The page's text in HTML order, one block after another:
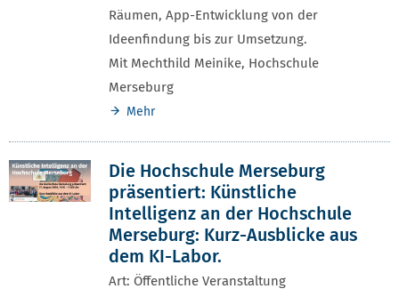
Räumen, App-Entwicklung von der
Ideenfindung bis zur Umsetzung.
Mit Mechthild Meinike, Hochschule
Merseburg
Mehr
Die Hochschule Merseburg
präsentiert: Künstliche
Intelligenz an der Hochschule
Merseburg: Kurz-Ausblicke aus
dem KI-Labor.
Art: Öffentliche Veranstaltung